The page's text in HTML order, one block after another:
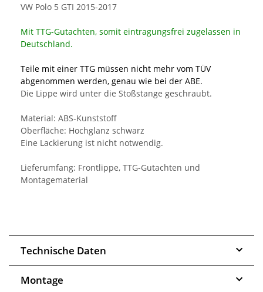
VW Polo 5 GTI 2015-2017
Mit TTG-Gutachten, somit eintragungsfrei zugelassen in
Deutschland.
Teile mit einer TTG müssen nicht mehr vom TÜV
abgenommen werden, genau wie bei der ABE.
Die Lippe wird unter die Stoßstange geschraubt.
Material: ABS-Kunststoff
Oberfläche: Hochglanz schwarz
Eine Lackierung ist nicht notwendig.
Lieferumfang: Frontlippe, TTG-Gutachten und
Montagematerial
Technische Daten
Montage